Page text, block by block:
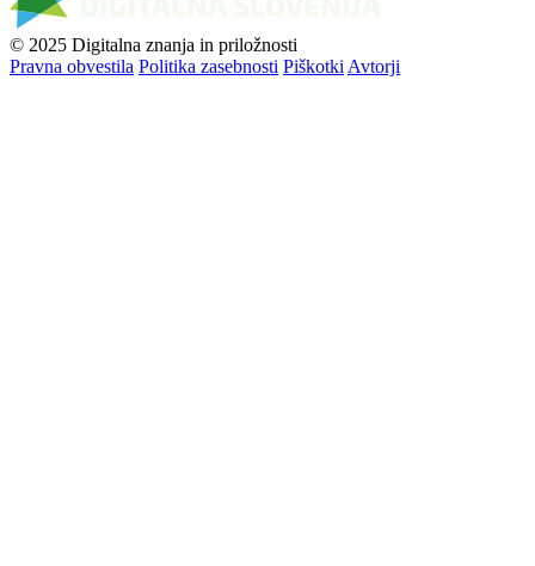
© 2025 Digitalna znanja in priložnosti
Pravna obvestila Politika zasebnosti Piškotki Avtorji